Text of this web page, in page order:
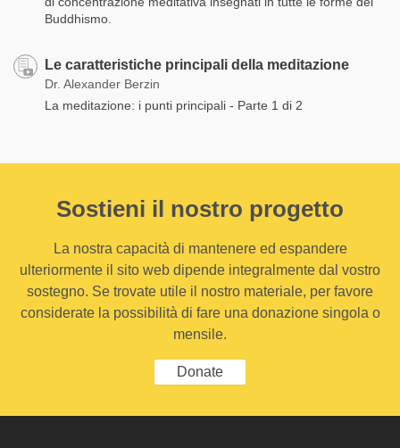
Buddhismo.
Le caratteristiche principali della meditazione
Dr. Alexander Berzin
La meditazione: i punti principali - Parte 1 di 2
Sostieni il nostro progetto
La nostra capacità di mantenere ed espandere
ulteriormente il sito web dipende integralmente dal vostro
sostegno. Se trovate utile il nostro materiale, per favore
considerate la possibilità di fare una donazione singola o
mensile.
Donate